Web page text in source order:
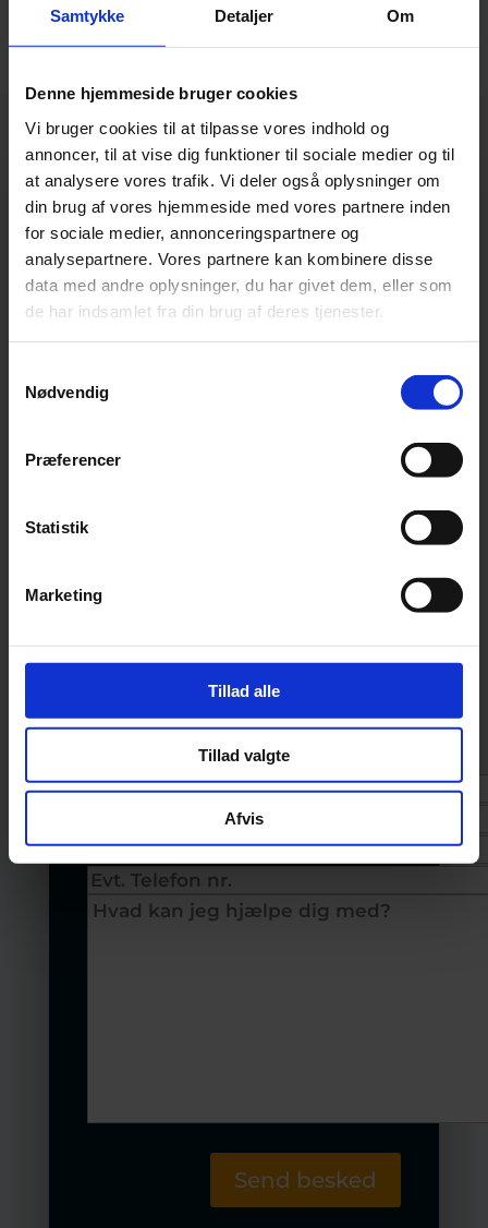
Samtykke Detaljer Om
Denne hjemmeside bruger cookies
Vi bruger cookies til at tilpasse vores indhold og
annoncer, til at vise dig funktioner til sociale medier og til
at analysere vores trafik. Vi deler også oplysninger om
din brug af vores hjemmeside med vores partnere inden
for sociale medier, annonceringspartnere og
analysepartnere. Vores partnere kan kombinere disse
data med andre oplysninger, du har givet dem, eller som
de har indsamlet fra din brug af deres tjenester.
Nødvendig
Præferencer
Statistik
Marketing
Tillad alle
Tillad valgte
Afvis
Skal vi tage
en snak?
Uanset om det er
Giv mig et kald, eller brug
formularen nedenunder.
Send besked